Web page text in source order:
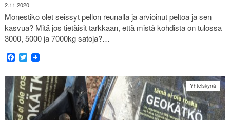
2.11.2020
Monestiko olet seissyt pellon reunalla ja arvioinut peltoa ja sen
kasvua? Mitä jos tietäisit tarkkaan, että mistä kohdista on tulossa
3000, 5000 ja 7000kg satoja?…
Facebook
Twitter
Yhteiskynä